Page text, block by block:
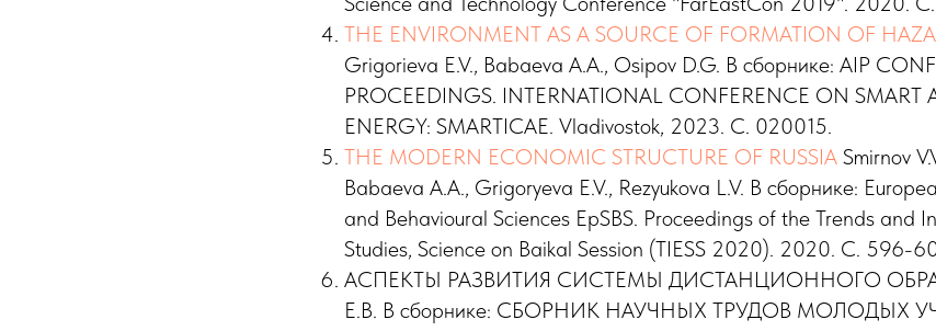
THE ENVIRONMENT AS A SOURCE OF FORMATION OF
Grigorieva E.V., Babaeva A.A., Osipov D.G. В сборнике: AIP
PROCEEDINGS. INTERNATIONAL CONFERENCE ON SMART
ENERGY: SMARTICAE. Vladivostok, 2023. С. 020015.
THE MODERN ECONOMIC STRUCTURE OF RUSSIA Smirnov
Babaeva A.A., Grigoryeva E.V., Rezyukova L.V. В сборнике:
and Behavioural Sciences EpSBS. Proceedings of the Trends and
Studies, Science on Baikal Session (TIESS 2020). 2020. С. 596-
АСПЕКТЫ РАЗВИТИЯ СИСТЕМЫ ДИСТАНЦИОННОГО
Е.В. В сборнике: СБОРНИК НАУЧНЫХ ТРУДОВ МОЛОДЫХ